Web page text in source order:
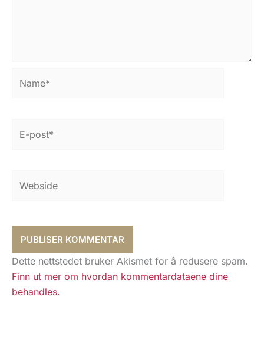
post*
Dette nettstedet bruker Akismet for å redusere spam.
Finn ut mer om hvordan kommentardataene dine
behandles.